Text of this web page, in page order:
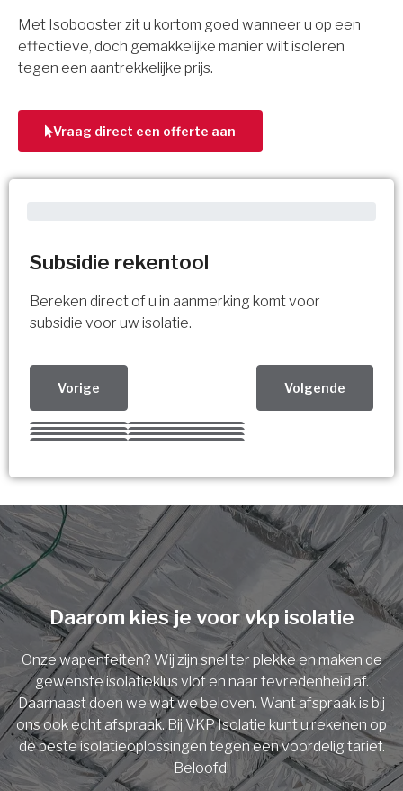
Subsidie rekentool
Bereken direct of u in aanmerking komt voor
subsidie voor uw isolatie.
Vorige Volgende
Kies uw Isolatiemaatregel
Meerdere keuzes mogelijk
Isolatiemaatregel
Spouwisolatie
Vloerisolatie
Dakisolatie
Gevelisolatie
Vorige Volgende
U komt in aanmerking voor
subsidie!
Vul uw gegevens in en ontvang nu direct uw
berekening per mail.
Voornaam
Achternaam
Met Isobooster zit u kortom goed wanneer u op een
effectieve, doch gemakkelijke manier wilt isoleren
tegen een aantrekkelijke prijs.
Vraag direct een offerte aan
Daarom kies je voor vkp isolatie
Onze wapenfeiten? Wij zijn snel ter plekke en maken de
gewenste isolatieklus vlot en naar tevredenheid af.
Daarnaast doen we wat we beloven. Want afspraak is bij
ons ook echt afspraak. Bij VKP Isolatie kunt u rekenen op
de beste isolatieoplossingen tegen een voordelig tarief.
Beloofd!